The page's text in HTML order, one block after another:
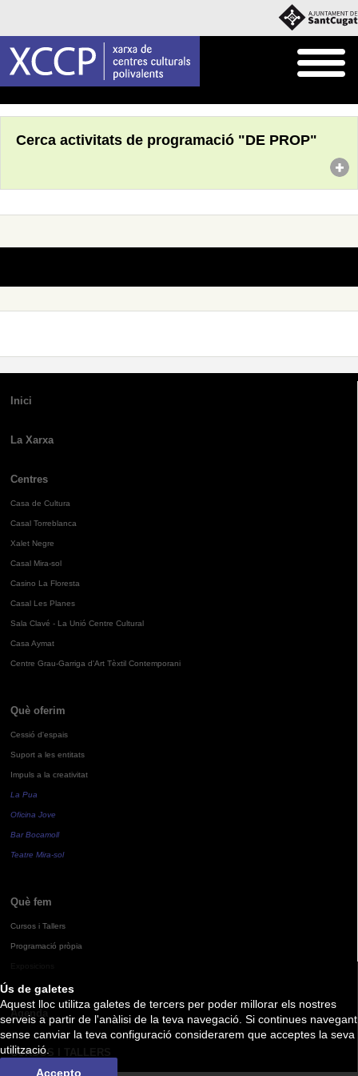
Ús de galetes
Aquest lloc utilitza galetes de tercers per poder millorar els nostres
serveis a partir de l'anàlisi de la teva navegació. Si continues navegant
sense canviar la teva configuració considerarem que acceptes la seva
utilització.
Accepto
Cerca activitats de programació "DE PROP"
Inici
La Xarxa
Centres
Casa de Cultura
Casal Torreblanca
Xalet Negre
Casal Mira-sol
Casino La Floresta
Casal Les Planes
Sala Clavé - La Unió Centre Cultural
Casa Aymat
Centre Grau-Garriga d'Art Tèxtil Contemporani
Què oferim
Cessió d'espais
Suport a les entitats
Impuls a la creativitat
La Pua
Oficina Jove
Bar Bocamoll
Teatre Mira-sol
Què fem
Cursos i Tallers
Programació pròpia
Agenda
CURSOS I TALLERS